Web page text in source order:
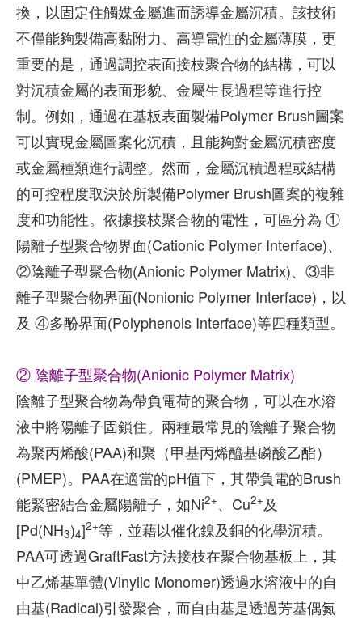
換，以固定住觸媒金屬進而誘導金屬沉積。該技術
不僅能夠製備高黏附力、高導電性的金屬薄膜，更
重要的是，通過調控表面接枝聚合物的結構，可以
對沉積金屬的表面形貌、金屬生長過程等進行控
制。例如，通過在基板表面製備Polymer Brush圖案
可以實現金屬圖案化沉積，且能夠對金屬沉積密度
或金屬種類進行調整。然而，金屬沉積過程或結構
的可控程度取決於所製備Polymer Brush圖案的複雜
度和功能性。依據接枝聚合物的電性，可區分為 ①
陽離子型聚合物界面(Cationic Polymer Interface)、
②陰離子型聚合物(Anionic Polymer Matrix)、③非
離子型聚合物界面(Nonionic Polymer Interface)，以
及 ④多酚界面(Polyphenols Interface)等四種類型。
② 陰離子型聚合物(Anionic Polymer Matrix)
陰離子型聚合物為帶負電荷的聚合物，可以在水溶
液中將陽離子固鎖住。兩種最常見的陰離子聚合物
為聚丙烯酸(PAA)和聚（甲基丙烯醯基磷酸乙酯）
(PMEP)。PAA在適當的pH值下，其帶負電的Brush
能緊密結合金屬陽離子，如Ni2+、Cu2+及
[Pd(NH3)4]2+等，並藉以催化鎳及銅的化學沉積。
PAA可透過GraftFast方法接枝在聚合物基板上，其
中乙烯基單體(Vinylic Monomer)透過水溶液中的自
由基(Radical)引發聚合，而自由基是透過芳基偶氮